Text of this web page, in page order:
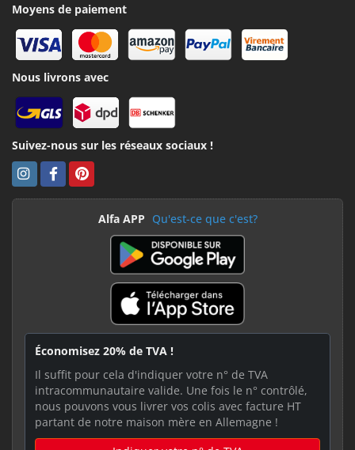
Moyens de paiement
Nous livrons avec
Suivez-nous sur les réseaux sociaux !
Alfa APP Qu'est-ce que c'est?
Économisez 20% de TVA !
Il suffit pour cela d'indiquer votre n° de TVA
intracommunautaire valide. Une fois le n° contrôlé,
nous pouvons vous livrer vos colis avec facture HT
partant de notre maison mère en Allemagne !